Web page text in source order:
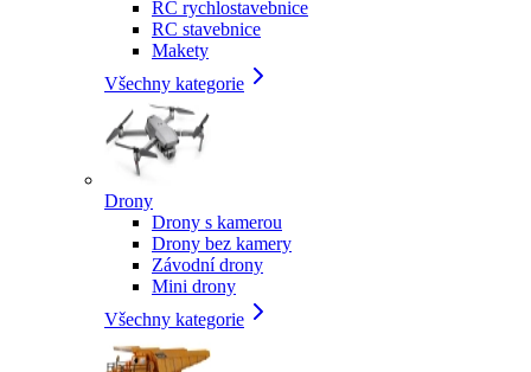
RC rychlostavebnice
RC stavebnice
Makety
Všechny kategorie
Drony
Drony s kamerou
Drony bez kamery
Závodní drony
Mini drony
Všechny kategorie